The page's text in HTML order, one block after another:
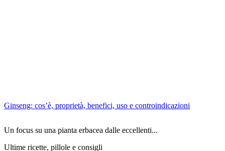
Ginseng: cos’è, proprietà, benefici, uso e controindicazioni
Un focus su una pianta erbacea dalle eccellenti...
Ultime ricette, pillole e consigli